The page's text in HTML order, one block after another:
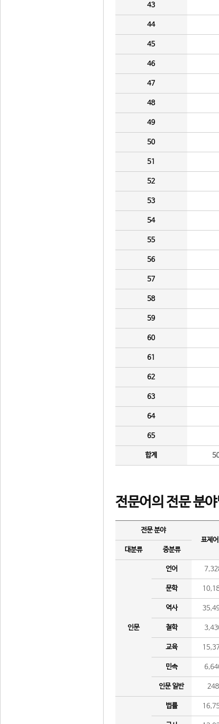
43
44
45
46
47
48
49
50
51
52
53
54
55
56
57
58
59
60
61
62
63
64
65
합계
전문어의 전문 분
전문 분야
표제
대분류
중분류
인문
언어
문학
역사
철학
교육
민속
인문 일반 248
법률